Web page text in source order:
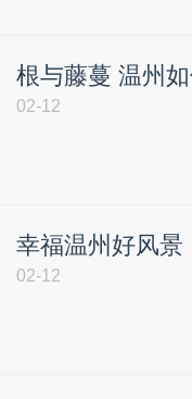
根与藤蔓 温州如
02-12
幸福温州好风景
02-12